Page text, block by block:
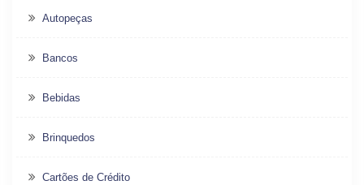
Autopeças
Bancos
Bebidas
Brinquedos
Cartões de Crédito